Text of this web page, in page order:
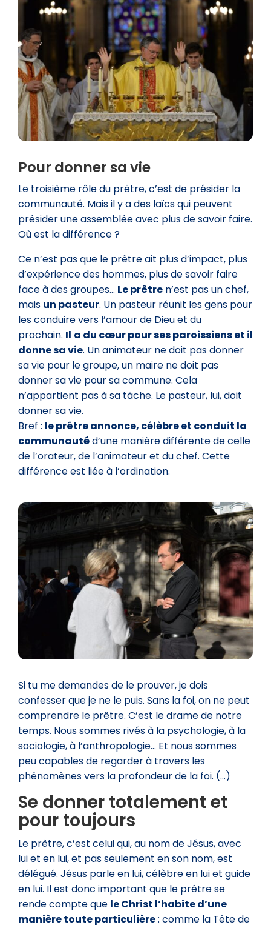
Pour donner sa vie
Le troisième rôle du prêtre, c’est de présider la
communauté. Mais il y a des laïcs qui peuvent
présider une assemblée avec plus de savoir faire.
Où est la différence ?
Ce n’est pas que le prêtre ait plus d’impact, plus
d’expérience des hommes, plus de savoir faire
face à des groupes… Le prêtre n’est pas un chef,
mais un pasteur. Un pasteur réunit les gens pour
les conduire vers l’amour de Dieu et du
prochain. Il a du cœur pour ses paroissiens et il
donne sa vie. Un animateur ne doit pas donner
sa vie pour le groupe, un maire ne doit pas
donner sa vie pour sa commune. Cela
n’appartient pas à sa tâche. Le pasteur, lui, doit
donner sa vie.
Bref : le prêtre annonce, célèbre et conduit la
communautéd’une manière différente de celle
de l’orateur, de l’animateur et du chef. Cette
différence est liée à l’ordination.
Si tu me demandes de le prouver, je dois
confesser que je ne le puis. Sans la foi, on ne peut
comprendre le prêtre. C’est le drame de notre
temps. Nous sommes rivés à la psychologie, à la
sociologie, à l’anthropologie… Et nous sommes
peu capables de regarder à travers les
phénomènes vers la profondeur de la foi. (…)
Se donner totalement et
pour toujours
Le prêtre, c’est celui qui, au nom de Jésus, avec
lui et en lui, et pas seulement en son nom, est
délégué. Jésus parle en lui, célèbre en lui et guide
en lui. Il est donc important que le prêtre se
rende compte que le Christ l’habite d’une
manière toute particulière: comme la Tête de